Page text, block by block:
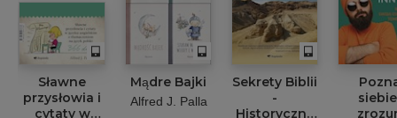
Sławne
przysłowia i
cytaty w
Mądre Bajki
Alfred J. Palla
Sekrety Biblii
-
Historyczna